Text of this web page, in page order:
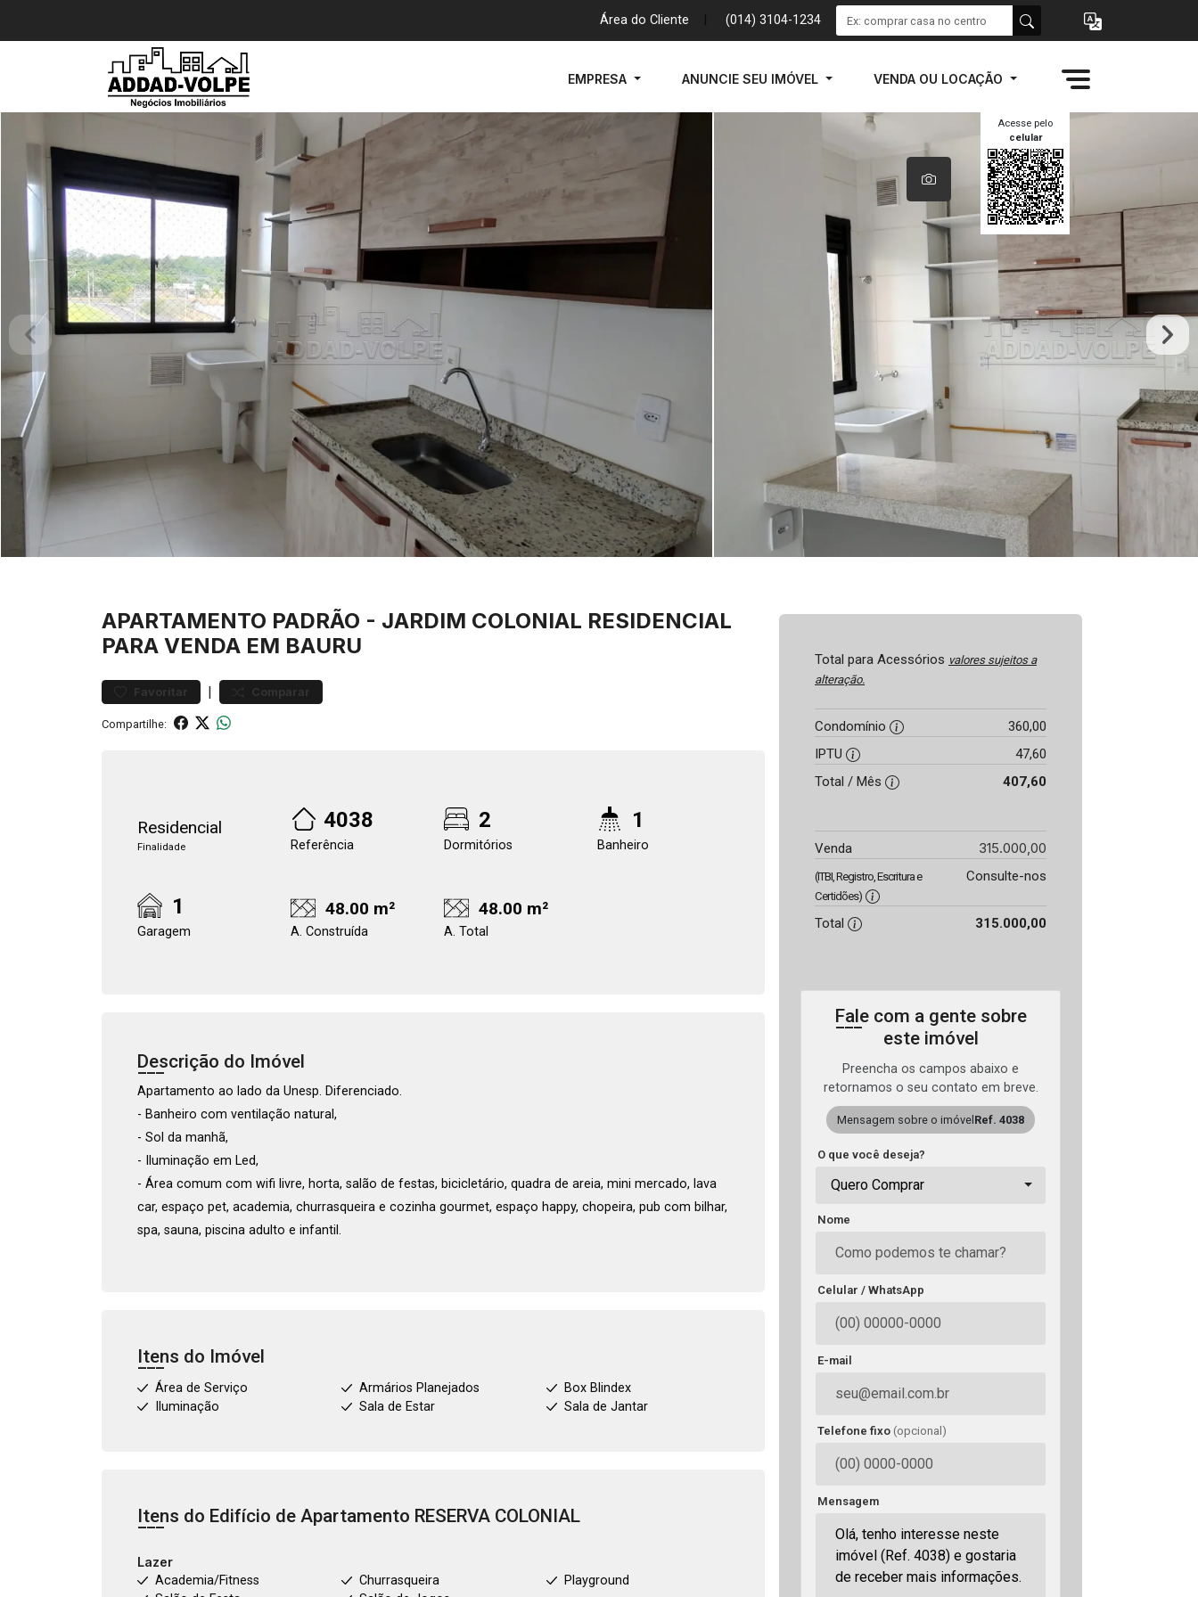
Área do Cliente (014) 3104-1234
EMPRESA ANUNCIE SEU IMÓVEL VENDA OU LOCAÇÃO
Acesse pelo
celular
APARTAMENTO PADRÃO - JARDIM COLONIAL RESIDENCIAL
PARA VENDA EM BAURU
Favoritar | Comparar
Compartilhe:
Residencial
Finalidade
4038
Referência
2
Dormitórios
1
Banheiro
1
Garagem
48.00 m²
A. Construída
48.00 m²
A. Total
Descrição do Imóvel
Apartamento ao lado da Unesp. Diferenciado.
- Banheiro com ventilação natural,
- Sol da manhã,
- Iluminação em Led,
- Área comum com wifi livre, horta, salão de festas, bicicletário, quadra de areia, mini mercado, lava
car, espaço pet, academia, churrasqueira e cozinha gourmet, espaço happy, chopeira, pub com bilhar,
spa, sauna, piscina adulto e infantil.
Itens do Imóvel
Área de Serviço Armários Planejados
Box Blindex
Iluminação
Sala de Estar Sala de Jantar
Itens do Edifício de Apartamento RESERVA COLONIAL
Lazer
Academia/Fitness
Churrasqueira
Playground
Total para Acessórios valores sujeitos a
alteração.
Condomínio
360,00
IPTU
47,60
Total / Mês
407,60
Venda 315.000,00
(ITBI, Registro, Escritura e
Certidões)
Consulte-nos
Total 315.000,00
Fale com a gente sobre
este imóvel
Preencha os campos abaixo e
retornamos o seu contato em breve.
Mensagem sobre o imóvel Ref. 4038
O que você deseja?
Quero Comprar
Nome
Celular / WhatsApp
E-mail
Telefone fixo (opcional)
Mensagem